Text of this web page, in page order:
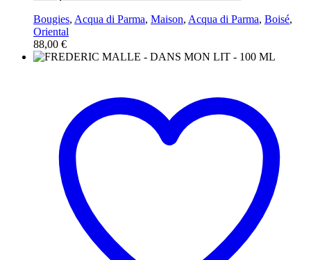
Bougies, Acqua di Parma, Maison, Acqua di Parma, Boisé,
Oriental
88,00 €